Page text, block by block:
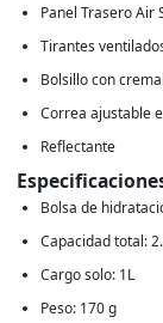
Panel Trasero Air
Tirantes
Bolsillo con
Correa ajustable
Reflectante
Bolsa de
Capacidad total:
Cargo solo: 1L
Peso: 170 g